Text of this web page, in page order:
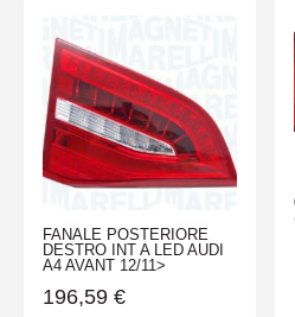
FANALE POSTERIORE
DESTRO INT A LED AUDI
A4 AVANT 12/11>
196,59 €